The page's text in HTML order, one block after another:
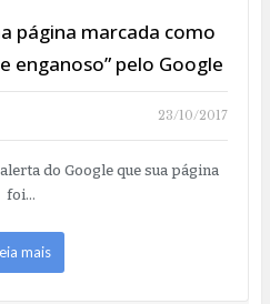
página marcada como
enganoso” pelo Google
23/10/2017
do Google que sua página
foi…
mais